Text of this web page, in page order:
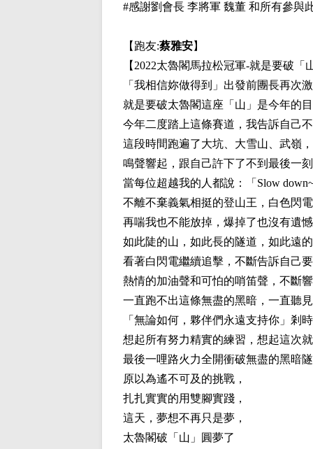
#感謝劉會長 李將軍 魏董 和所有參與
【跑友:蔡雅安】
【2022太魯閣馬拉松冠軍-就是要破「
「我相信妳做得到」出發前團長再次
就是要破太魯閣這座「山」是今年的
今年二度踏上這條賽道，我告訴自己
這段時間跑遍了大坑、大雪山、武嶺
鳴聲響起，跟自己許下了不到最後一
當每位超越我的人都說：「Slow
不離不棄義氣相挺的登山王，白色閃
再喘我也不能放掉，爆掉了也沒有遺
如此陡的山，如此長的隧道，如此遠
看著白閃電繼續追擊，不斷告訴自己
熱情的加油聲和可怕的哨笛聲，不斷
一直跑不出這條無盡的黑暗，一直聽
「無論如何，夥伴們永遠支持你」剎
想起所有努力精實的練習，想起這次
最後一哩路火力全開衝破無盡的黑暗
原以為遙不可及的挑戰，
扎扎實實的用雙腳實踐，
這天，夢想不再只是夢，
太魯閣破「山」圓夢了